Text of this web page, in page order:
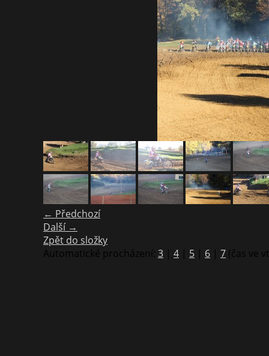
← Předchozí
Další →
Zpět do složky
Automatické procházení: 3 | 4 | 5 | 6 | 7 (čas ve